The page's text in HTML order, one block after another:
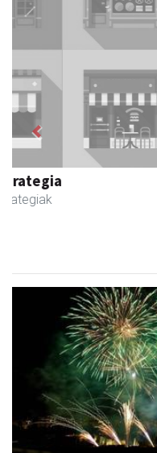
Zizurkilgo Udala
Zizurkil - Udaletxeak
Lurraldebuseko
Nagusiko su-